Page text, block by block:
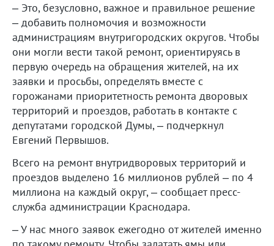
– Это, безусловно, важное и правильное решение
– добавить полномочия и возможности
администрациям внутригородских округов. Чтобы
они могли вести такой ремонт, ориентируясь в
первую очередь на обращения жителей, на их
заявки и просьбы, определять вместе с
горожанами приоритетность ремонта дворовых
территорий и проездов, работать в контакте с
депутатами городской Думы, – подчеркнул
Евгений Первышов.
Всего на ремонт внутридворовых территорий и
проездов выделено 16 миллионов рублей – по 4
миллиона на каждый округ, – сообщает пресс-
служба администрации Краснодара.
– У нас много заявок ежегодно от жителей именно